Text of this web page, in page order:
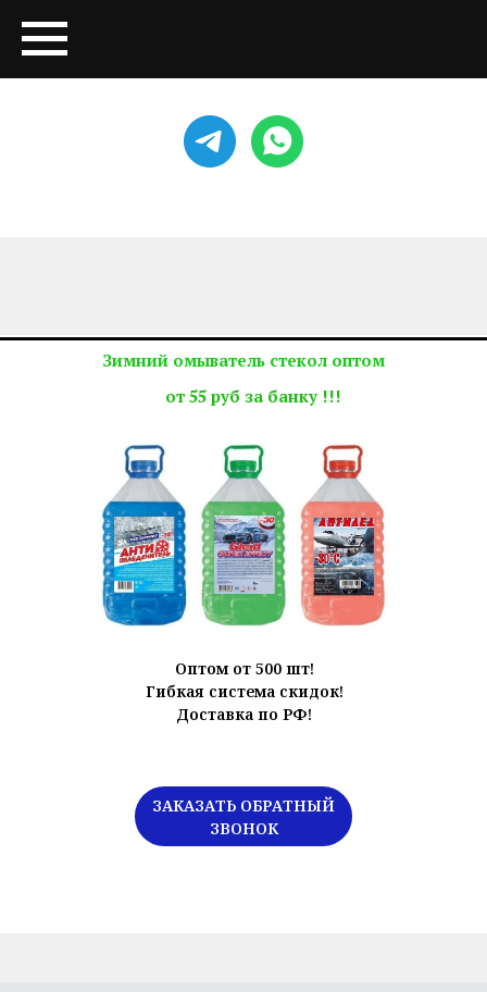
Зимний омыватель стекол оптом
Оптом от 500 шт!
Гибкая система скидок!
Доставка по РФ!
ЗАКАЗАТЬ ОБРАТНЫЙ
ЗВОНОК
от 55 руб за банку !!!